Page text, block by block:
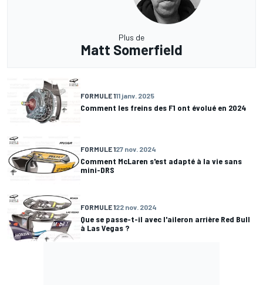
Plus de
Matt Somerfield
FORMULE 111 janv. 2025
Comment les freins des F1 ont évolué en 2024
FORMULE 127 nov. 2024
Comment McLaren s'est adapté à la vie sans
mini-DRS
FORMULE 122 nov. 2024
Que se passe-t-il avec l'aileron arrière Red Bull
à Las Vegas ?